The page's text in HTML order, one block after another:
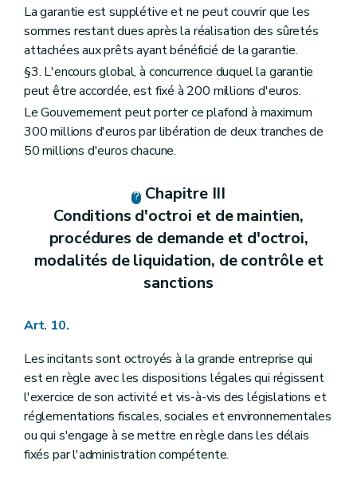
La garantie est supplétive et ne peut couvrir que les
sommes restant dues après la réalisation des sûretés
attachées aux prêts ayant bénéficié de la garantie.
§3. L'encours global, à concurrence duquel la garantie
peut être accordée, est fixé à 200 millions d'euros.
Le Gouvernement peut porter ce plafond à maximum
300 millions d'euros par libération de deux tranches de
50 millions d'euros chacune.
Chapitre III
Conditions d'octroi et de maintien,
procédures de demande et d'octroi,
modalités de liquidation, de contrôle et
sanctions
Art. 10.
Les incitants sont octroyés à la grande entreprise qui
est en règle avec les dispositions légales qui régissent
l'exercice de son activité et vis-à-vis des législations et
réglementations fiscales, sociales et environnementales
ou qui s'engage à se mettre en règle dans les délais
fixés par l'administration compétente.